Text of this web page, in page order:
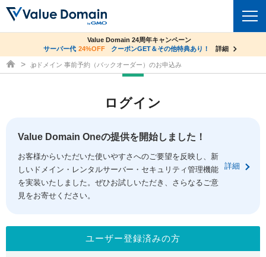
ドメイントップ
ドメイン移管
ドメイン価格一覧
ドメイン一括検索
.jpドメインオークション
gTLDオークション NEW!
コアサーバー
バリューサーバー
XREA
セキュリティトップ
Value Domain ネットde診断
SSL証明書
サービストップ
お得意様割引
facebook
co.jpドメイン✕コアサーバーV2ビジネス応援キャンペーン
サーバー料金1年間無料
詳細
Value Domain 24周年キャンペーン
サーバー代 24%OFF クーポンGET＆その他特典あり！ 詳細
ドメイン取得ならバリュードメイン
.jpドメイン 事前予約（バックオーダー）のお申込み
ログイン
Value Domain Oneの提供を開始しました！
お客様からいただいた使いやすさへのご要望を反映し、新
しいドメイン・レンタルサーバー・セキュリティ管理機能
を実装いたしました。ぜひお試しいただき、さらなるご意
見をお寄せください。
詳細
ユーザー登録済みの方